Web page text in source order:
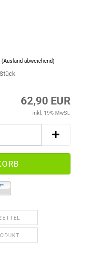
(Ausland abweichend)
62,90 EUR
inkl. 19% MwSt.